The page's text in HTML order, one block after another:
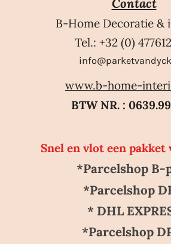
Contact
B-Home Decoratie &
Tel.: +32 (0)
www.b-home-
BTW NR. :
Snel en vlot een pakket
*Parcelshop B-
*Parcelshop
* DHL
*Parcelshop